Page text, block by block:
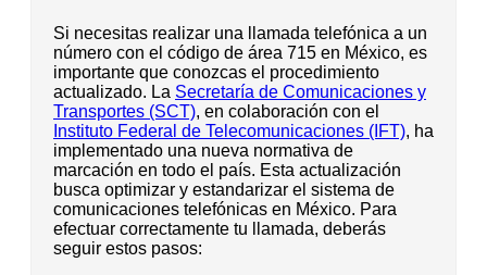
Si necesitas realizar una llamada telefónica a un
número con el código de área 715 en México, es
importante que conozcas el procedimiento
actualizado. La Secretaría de Comunicaciones y
Transportes (SCT), en colaboración con el
Instituto Federal de Telecomunicaciones (IFT), ha
implementado una nueva normativa de
marcación en todo el país. Esta actualización
busca optimizar y estandarizar el sistema de
comunicaciones telefónicas en México. Para
efectuar correctamente tu llamada, deberás
seguir estos pasos: